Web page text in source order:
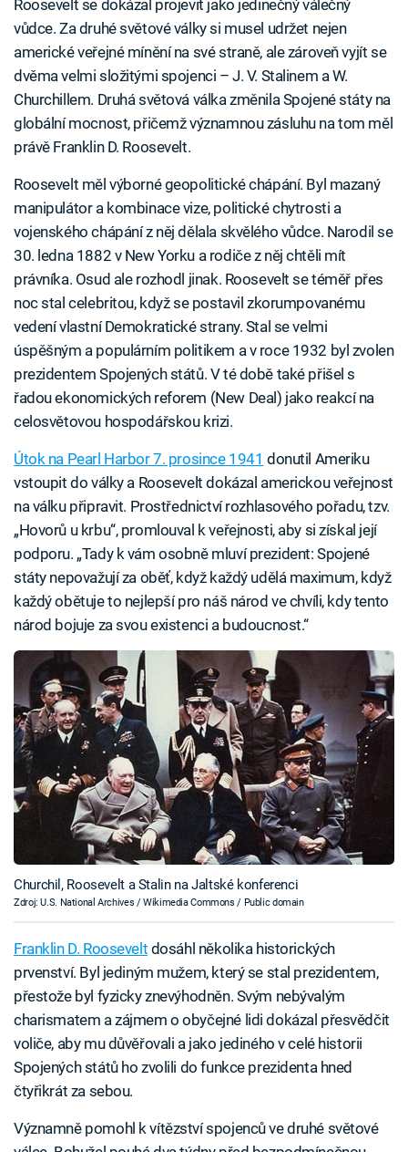
Roosevelt se dokázal projevit jako jedinečný válečný
vůdce. Za druhé světové války si musel udržet nejen
americké veřejné mínění na své straně, ale zároveň vyjít se
dvěma velmi složitými spojenci – J. V. Stalinem a W.
Churchillem. Druhá světová válka změnila Spojené státy na
globální mocnost, přičemž významnou zásluhu na tom měl
právě Franklin D. Roosevelt.
Roosevelt měl výborné geopolitické chápání. Byl mazaný
manipulátor a kombinace vize, politické chytrosti a
vojenského chápání z něj dělala skvělého vůdce. Narodil se
30. ledna 1882 v New Yorku a rodiče z něj chtěli mít
právníka. Osud ale rozhodl jinak. Roosevelt se téměř přes
noc stal celebritou, když se postavil zkorumpovanému
vedení vlastní Demokratické strany. Stal se velmi
úspěšným a populárním politikem a v roce 1932 byl zvolen
prezidentem Spojených států. V té době také přišel s
řadou ekonomických reforem (New Deal) jako reakcí na
celosvětovou hospodářskou krizi.
Útok na Pearl Harbor 7. prosince 1941 donutil Ameriku
vstoupit do války a Roosevelt dokázal americkou veřejnost
na válku připravit. Prostřednictví rozhlasového pořadu, tzv.
„Hovorů u krbu“, promlouval k veřejnosti, aby si získal její
podporu. „Tady k vám osobně mluví prezident: Spojené
státy nepovažují za oběť, když každý udělá maximum, když
každý obětuje to nejlepší pro náš národ ve chvíli, kdy tento
národ bojuje za svou existenci a budoucnost.“
Churchil, Roosevelt a Stalin na Jaltské konferenci
Zdroj: U.S. National Archives / Wikimedia Commons / Public domain
Franklin D. Roosevelt dosáhl několika historických
prvenství. Byl jediným mužem, který se stal prezidentem,
přestože byl fyzicky znevýhodněn. Svým nebývalým
charismatem a zájmem o obyčejné lidi dokázal přesvědčit
voliče, aby mu důvěřovali a jako jediného v celé historii
Spojených států ho zvolili do funkce prezidenta hned
čtyřikrát za sebou.
Významně pomohl k vítězství spojenců ve druhé světové